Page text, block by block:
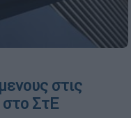
στις
ΣτΕ